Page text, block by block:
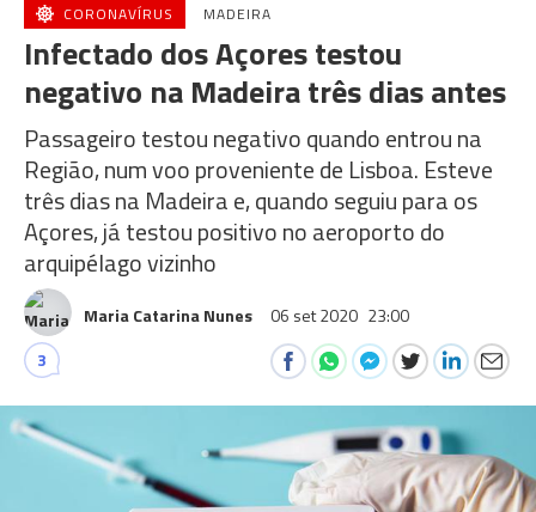
CORONAVÍRUS MADEIRA
Infectado dos Açores testou
negativo na Madeira três dias antes
Passageiro testou negativo quando entrou na
Região, num voo proveniente de Lisboa. Esteve
três dias na Madeira e, quando seguiu para os
Açores, já testou positivo no aeroporto do
arquipélago vizinho
Maria Catarina Nunes 06 set 2020 23:00
3